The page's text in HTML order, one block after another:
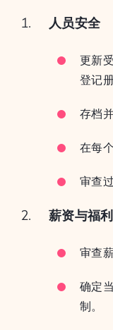
人员安全
更新
登记册
存档
在每
审查
薪资与福利
审查
确定
制。